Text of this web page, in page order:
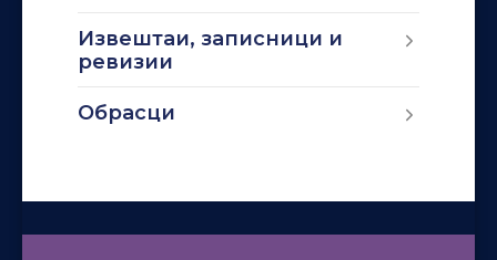
Извештаи, записници и
ревизии
Обрасци